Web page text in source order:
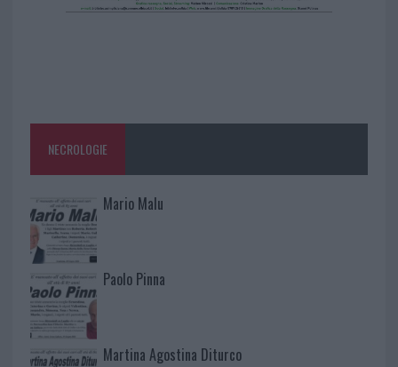
NECROLOGIE
Mario Malu
Paolo Pinna
Martina Agostina Diturco